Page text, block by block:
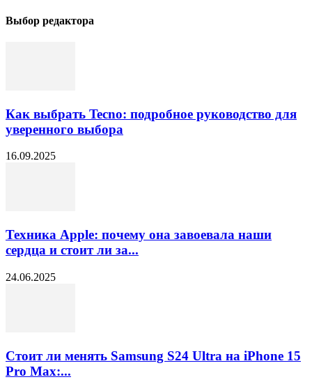
Выбор редактора
Как выбрать Tecno: подробное руководство для
уверенного выбора
16.09.2025
Техника Apple: почему она завоевала наши
сердца и стоит ли за...
24.06.2025
Стоит ли менять Samsung S24 Ultra на iPhone 15
Pro Max:...